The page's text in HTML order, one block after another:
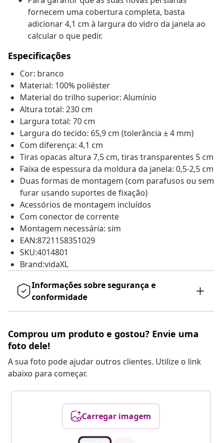
fornecem uma cobertura completa, basta
adicionar 4,1 cm à largura do vidro da janela ao
calcular o que pedir.
Especificações
Cor: branco
Material: 100% poliéster
Material do trilho superior: Alumínio
Altura total: 230 cm
Largura total: 70 cm
Largura do tecido: 65,9 cm (tolerância ± 4 mm)
Com diferença: 4,1 cm
Tiras opacas altura 7,5 cm, tiras transparentes 5 cm
Faixa de espessura da moldura da janela: 0,5-2,5 cm
Duas formas de montagem (com parafusos ou sem
furar usando suportes de fixação)
Acessórios de montagem incluídos
Com conector de corrente
Montagem necessária: sim
EAN:8721158351029
SKU:4014801
Brand:vidaXL
Informações sobre segurança e
conformidade
Comprou um produto e gostou? Envie uma
foto dele!
A sua foto pode ajudar outros clientes. Utilize o link
abaixo para começar.
Carregar imagem